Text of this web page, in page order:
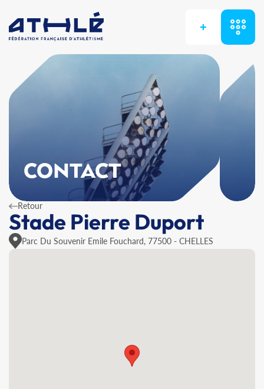
+
CONTACT
Retour
Stade Pierre Duport
Parc Du Souvenir Emile Fouchard, 77500 - CHELLES